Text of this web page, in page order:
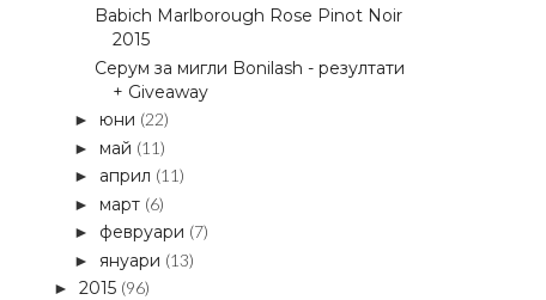
Babich Marlborough Rose Pinot Noir
2015
Серум за мигли Bonilash - резултати
+ Giveaway
► юни (22)
► май (11)
► април (11)
► март (6)
► февруари (7)
► януари (13)
► 2015 (96)